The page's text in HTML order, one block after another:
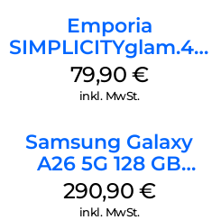
Emporia
SIMPLICITYglam.4G
Schwarz
79,90 €
inkl. MwSt.
Samsung Galaxy
A26 5G 128 GB
White
290,90 €
inkl. MwSt.